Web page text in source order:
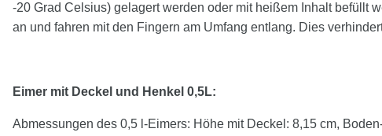
-20 Grad Celsius) gelagert werden oder mit heißem Inhalt befüllt
an und fahren mit den Fingern am Umfang entlang. Dies
Eimer mit Deckel und Henkel 0,5L:
Abmessungen des 0,5 l-Eimers: Höhe mit Deckel: 8,15 cm,